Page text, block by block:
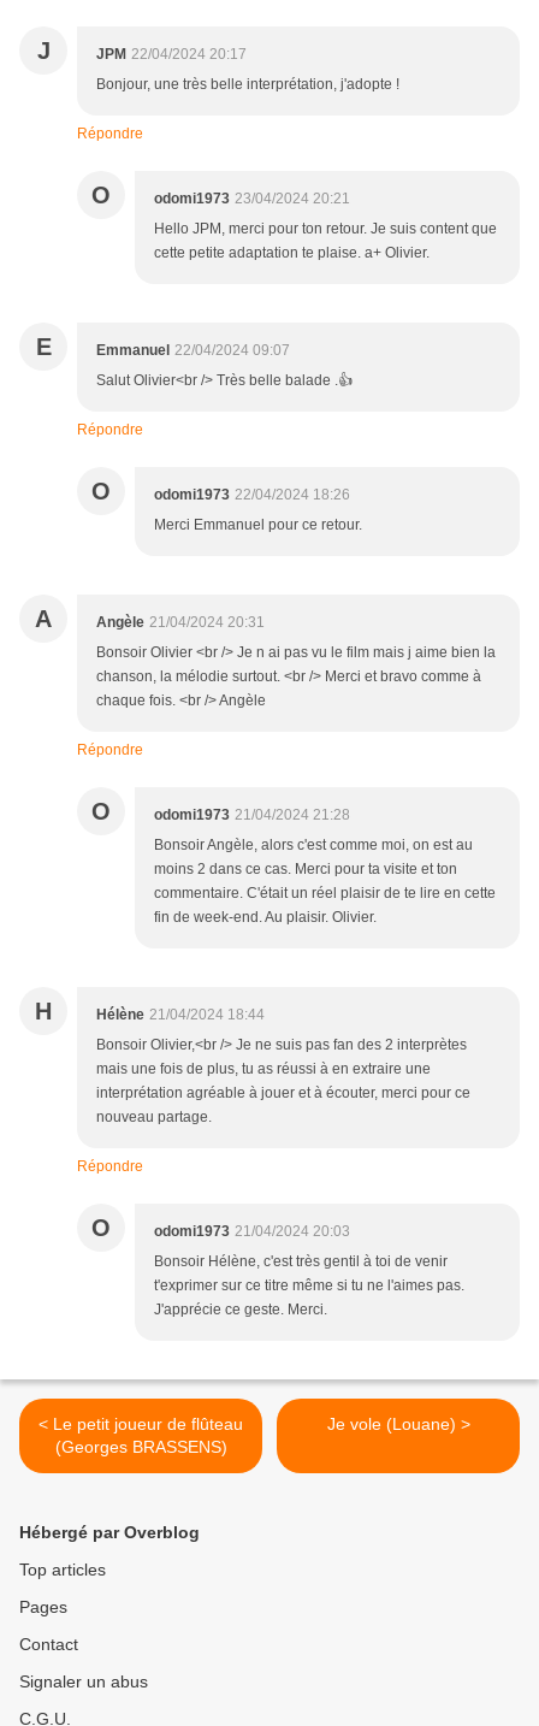
J JPM 22/04/2024 20:17
Bonjour, une très belle interprétation, j'adopte !
Répondre
O odomi1973 23/04/2024 20:21
Hello JPM, merci pour ton retour. Je suis content que
cette petite adaptation te plaise. a+ Olivier.
E Emmanuel 22/04/2024 09:07
Salut Olivier<br /> Très belle balade .👍
Répondre
O odomi1973 22/04/2024 18:26
Merci Emmanuel pour ce retour.
A Angèle 21/04/2024 20:31
Bonsoir Olivier <br /> Je n ai pas vu le film mais j aime bien la
chanson, la mélodie surtout. <br /> Merci et bravo comme à
chaque fois. <br /> Angèle
Répondre
O odomi1973 21/04/2024 21:28
Bonsoir Angèle, alors c'est comme moi, on est au
moins 2 dans ce cas. Merci pour ta visite et ton
commentaire. C'était un réel plaisir de te lire en cette
fin de week-end. Au plaisir. Olivier.
H Hélène 21/04/2024 18:44
Bonsoir Olivier,<br /> Je ne suis pas fan des 2 interprètes
mais une fois de plus, tu as réussi à en extraire une
interprétation agréable à jouer et à écouter, merci pour ce
nouveau partage.
Répondre
O odomi1973 21/04/2024 20:03
Bonsoir Hélène, c'est très gentil à toi de venir
t'exprimer sur ce titre même si tu ne l'aimes pas.
J'apprécie ce geste. Merci.
< Le petit joueur de flûteau
(Georges BRASSENS)
Je vole (Louane) >
Hébergé par Overblog
Top articles
Pages
Contact
Signaler un abus
C.G.U.